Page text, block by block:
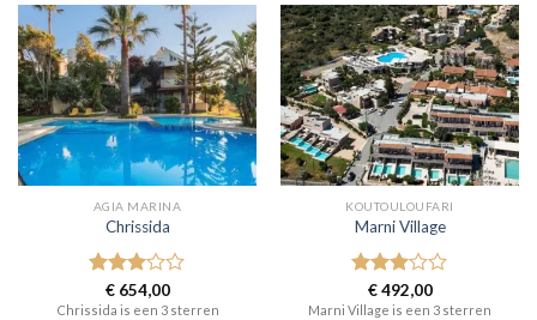
AGIA MARINA
Chrissida
Gewaardeerd
3uit 5
€654,00
Chrissida is een 3 sterren
KOUTOULOUFARI
Marni Village
Gewaardeerd
3uit 5
€492,00
Marni Village is een 3 sterren